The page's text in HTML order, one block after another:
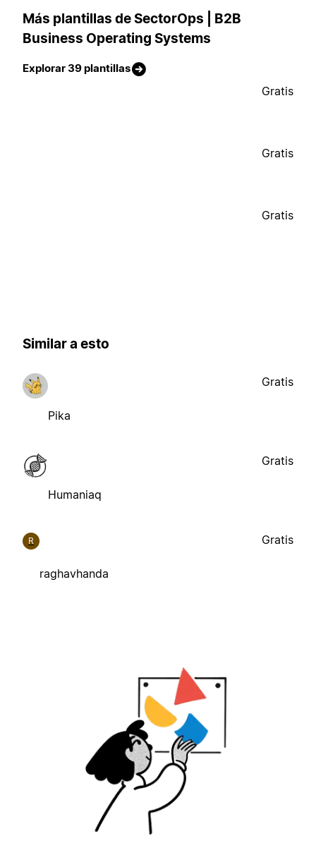
Más plantillas de SectorOps | B2B
Business Operating Systems
Explorar 39 plantillas
Gratis
Gratis
Gratis
Similar a esto
Pika
Gratis
Humaniaq
Gratis
R
raghavhanda
Gratis